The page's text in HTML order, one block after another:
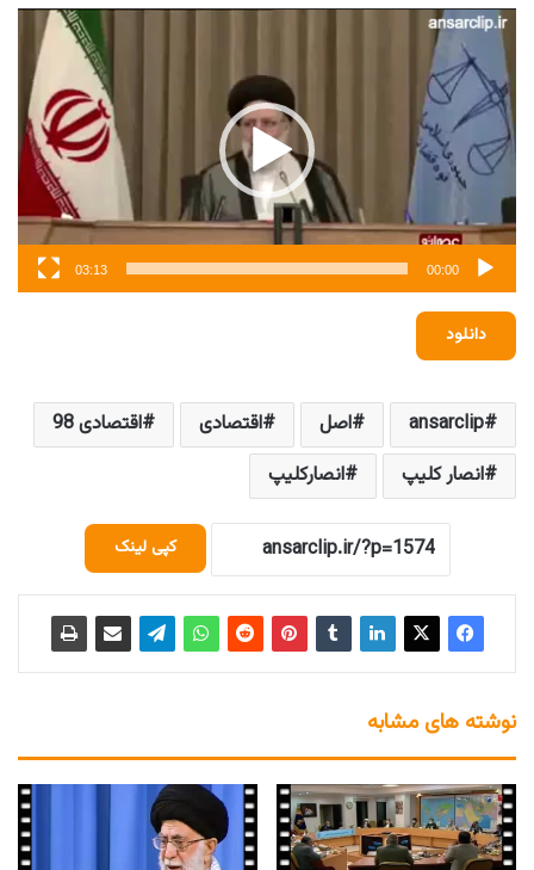
نمایشگر
ویدیو
00:00
03:13
دانلود
ansarclip اصل اقتصادی
اقتصادی 98
انصار کلیپ
انصارکلیپ
کپی لینک
نوشته های مشابه